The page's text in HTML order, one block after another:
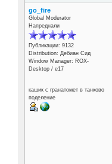
go_fire
Global Moderator
Напреднали
Публикации: 9132
Distribution: Дебиан Сид
Window Manager: ROX-
Desktop / е17
кашик с гранатомет в танково
поделение